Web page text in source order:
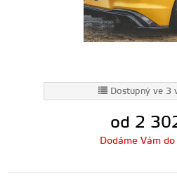
Dostupný ve 3
od 2
Dodáme Vám